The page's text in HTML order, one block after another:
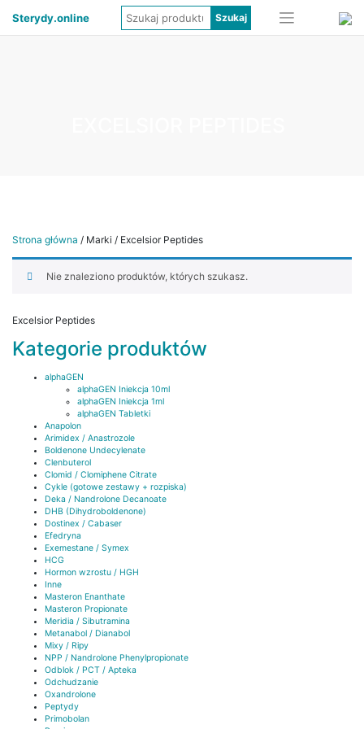
Sterydy.online
Strona główna / Marki / Excelsior Peptides
Nie znaleziono produktów, których szukasz.
Excelsior Peptides
Kategorie produktów
alphaGEN
alphaGEN Iniekcja 10ml
alphaGEN Iniekcja 1ml
alphaGEN Tabletki
Anapolon
Arimidex / Anastrozole
Boldenone Undecylenate
Clenbuterol
Clomid / Clomiphene Citrate
Cykle (gotowe zestawy + rozpiska)
Deka / Nandrolone Decanoate
DHB (Dihydroboldenone)
Dostinex / Cabaser
Efedryna
Exemestane / Symex
HCG
Hormon wzrostu / HGH
Inne
Masteron Enanthate
Masteron Propionate
Meridia / Sibutramina
Metanabol / Dianabol
Mixy / Ripy
NPP / Nandrolone Phenylpropionate
Odblok / PCT / Apteka
Odchudzanie
Oxandrolone
Peptydy
Primobolan